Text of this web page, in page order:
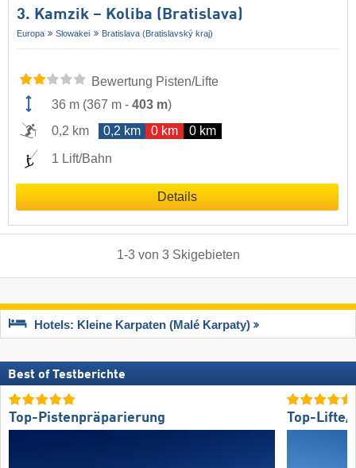
3. Kamzik – Koliba (Bratislava)
Europa Slowakei Bratislava (Bratislavský kraj)
Bewertung Pisten/Lifte
36 m (367 m - 403 m)
0,2 km
0,2 km 0 km 0 km
1 Lift/Bahn
Details
1-3von 3 Skigebieten
Hotels: Kleine Karpaten (Malé Karpaty)
Best of Testberichte
Top-Pistenpräparierung Top-Lifte/